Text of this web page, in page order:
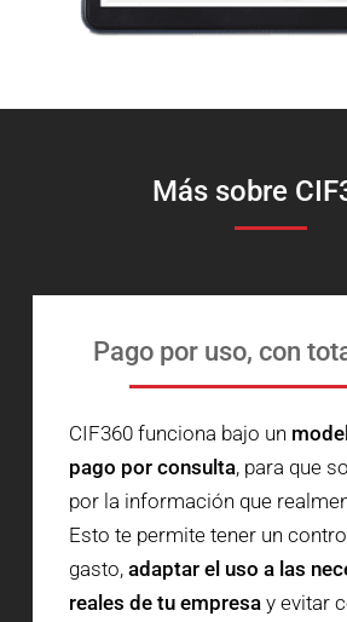
Más sobre
Pago por uso, con
CIF360 funciona bajo un
pago por consulta, para que
por la información que
Esto te permite tener un
gasto,adaptar el uso a las
reales de tu empresa y evitar